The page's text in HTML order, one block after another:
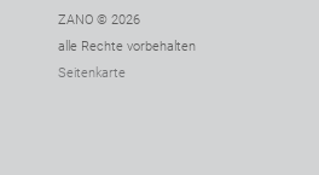
ZANO © 2026
alle Rechte vorbehalten
Seitenkarte